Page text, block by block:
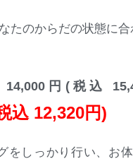
たのからだの状態に合
14,000円(税込
込 12,320円)
をしっかり行い、お